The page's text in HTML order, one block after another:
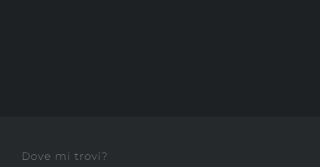
Dove mi trovi?